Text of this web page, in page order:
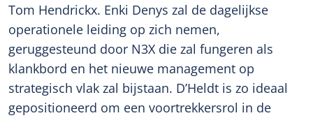
Tom Hendrickx. Enki Denys zal de dagelijkse
operationele leiding op zich nemen,
geruggesteund door N3X die zal fungeren als
klankbord en het nieuwe management op
strategisch vlak zal bijstaan. D’Heldt is zo ideaal
gepositioneerd om een voortrekkersrol in de